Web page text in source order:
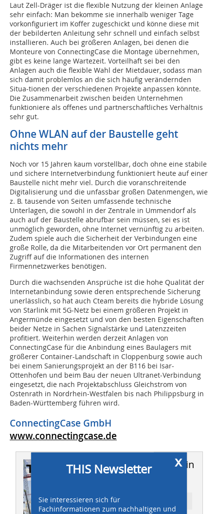
Laut Zell-Dräger ist die flexible Nutzung der kleinen Anlage
sehr einfach: Man bekomme sie innerhalb weniger Tage
vorkonfiguriert im Koffer zugeschickt und könne diese mit
der bebilderten Anleitung sehr schnell und einfach selbst
installieren. Auch bei größeren Anlagen, bei denen die
Monteure von ConnectingCase die Montage übernehmen,
gibt es keine lange Wartezeit. Vorteilhaft sei bei den
Anlagen auch die flexible Wahl der Mietdauer, sodass man
sich damit problemlos an die sich häufig verändernden
Situa-tionen der verschiedenen Projekte anpassen könnte.
Die Zusammenarbeit zwischen beiden Unternehmen
funktioniere als offenes und partnerschaftliches Verhältnis
sehr gut.
Ohne WLAN auf der Baustelle geht
nichts mehr
Noch vor 15 Jahren kaum vorstellbar, doch ohne eine stabile
und sichere Internetverbindung funktioniert heute auf einer
Baustelle nicht mehr viel. Durch die voranschreitende
Digitalisierung und die unfassbar großen Datenmengen, wie
z. B. tausende von Seiten umfassende technische
Unterlagen, die sowohl in der Zentrale in Ummendorf als
auch auf der Baustelle abrufbar sein müssen, sei es ist
unmöglich geworden, ohne Internet vernünftig zu arbeiten.
Zudem spiele auch die Sicherheit der Verbindungen eine
große Rolle, da die Mitarbeitenden vor Ort permanent den
Zugriff auf die Informationen des internen
Firmennetzwerkes benötigen.
Durch die wachsenden Ansprüche ist die hohe Qualität der
Internetanbindung sowie deren entsprechende Sicherung
unerlässlich, so hat auch Cteam bereits die hybride Lösung
von Starlink mit 5G-Netz bei einem größeren Projekt in
Angermünde eingesetzt und von den besten Eigenschaften
beider Netze in Sachen Signalstärke und Latenzzeiten
profitiert. Weiterhin werden derzeit Anlagen von
ConnectingCase für die Anbindung eines Baulagers mit
größerer Container-Landschaft in Cloppenburg sowie auch
bei einem Sanierungsprojekt an der B116 bei Isar-
Ottenhofen und beim Bau der neuen Ultranet-Verbindung
eingesetzt, die nach Projektabschluss Gleichstrom von
Ostenrath in Nordrhein-Westfalen bis nach Philippsburg in
Baden-Württemberg führen wird.
ConnectingCase GmbH
www.connectingcase.de
Dieser Artikel erschien in
Ressort: DIGITALISIERUNG + KI
x
THIS Newsletter
Sie interessieren sich für
Fachinformationen zum nachhaltigen und